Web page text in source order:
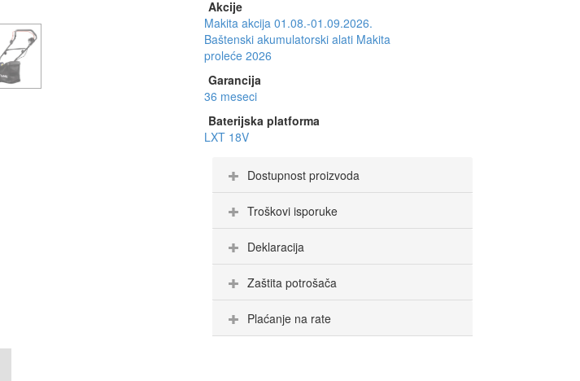
Akcije
Makita akcija 01.08.-01.09.2026.
Baštenski akumulatorski alati Makita
proleće 2026
Garancija
36 meseci
Baterijska platforma
LXT 18V
Dostupnost proizvoda
Troškovi isporuke
Deklaracija
Zaštita potrošača
Plaćanje na rate